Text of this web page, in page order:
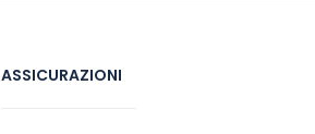
ASSICURAZIONI